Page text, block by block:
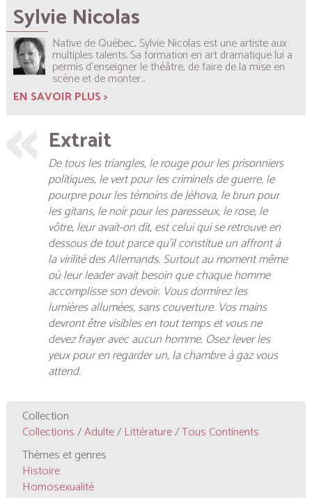
Sylvie Nicolas
Native de Québec, Sylvie Nicolas est une artiste aux
multiples talents. Sa formation en art dramatique lui a
permis d’enseigner le théâtre, de faire de la mise en
scène et de monter...
EN SAVOIR PLUS >
Extrait
De tous les triangles, le rouge pour les prisonniers
politiques, le vert pour les criminels de guerre, le
pourpre pour les témoins de Jéhova, le brun pour
les gitans, le noir pour les paresseux, le rose, le
vôtre, leur avait-on dit, est celui qui se retrouve en
dessous de tout parce qu’il constitue un affront à
la virilité des Allemands. Surtout au moment même
où leur leader avait besoin que chaque homme
accomplisse son devoir. Vous dormirez les
lumières allumées, sans couverture. Vos mains
devront être visibles en tout temps et vous ne
devez frayer avec aucun homme. Osez lever les
yeux pour en regarder un, la chambre à gaz vous
attend.
Collection
Collections/Adulte/ Littérature/Tous Continents
Thèmes et genres
Histoire
Homosexualité